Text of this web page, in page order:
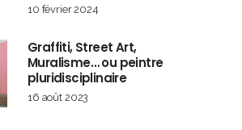
10 février 2024
Graffiti, Street Art,
Muralisme… ou peintre
pluridisciplinaire
16 août 2023